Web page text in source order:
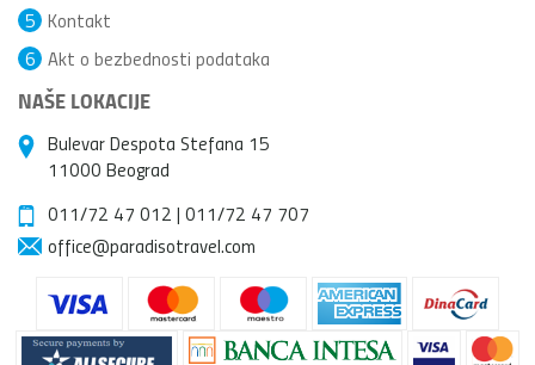
Kontakt
5
Akt o bezbednosti podataka
6
NAŠE LOKACIJE
Bulevar Despota Stefana 15
11000 Beograd
011/72 47 012 | 011/72 47 707
office@paradisotravel.com